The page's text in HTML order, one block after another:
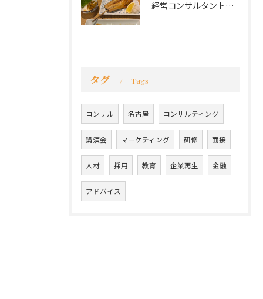
経営コンサルタントのモーちゃん・毛利京申です。
タグ Tags
コンサル 名古屋 コンサルティング
講演会 マーケティング 研修 面接
人材 採用 教育 企業再生 金融
アドバイス